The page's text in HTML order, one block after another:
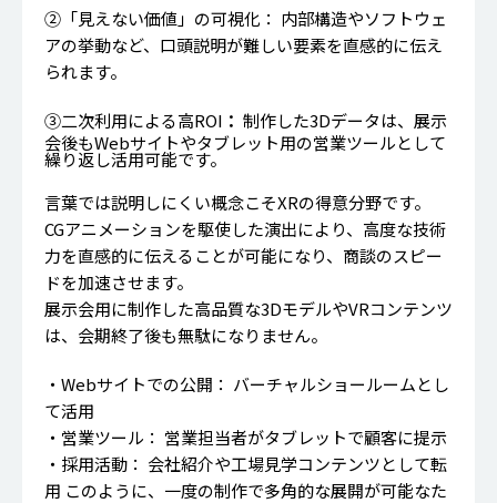
②「見えない価値」の可視化： 内部構造やソフトウェ
アの挙動など、口頭説明が難しい要素を直感的に伝え
られます。
③二次利用による高ROI ： 制作した3Dデータは、展示
会後もWebサイトやタブレット用の営業ツールとして
繰り返し活用可能です。
言葉では説明しにくい概念こそXRの得意分野です。
CGアニメーションを駆使した演出により、高度な技術
力を直感的に伝えることが可能になり、商談のスピー
ドを加速させます。
展示会用に制作した高品質な3DモデルやVRコンテンツ
は、会期終了後も無駄になりません。
・Webサイトでの公開： バーチャルショールームとし
て活用
・営業ツール： 営業担当者がタブレットで顧客に提示
・採用活動： 会社紹介や工場見学コンテンツとして転
用 このように、一度の制作で多角的な展開が可能なた